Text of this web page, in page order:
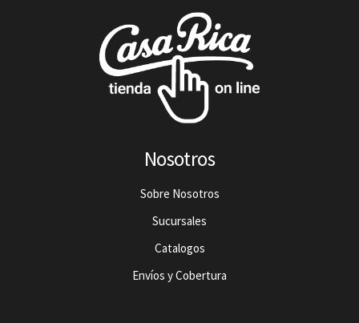
Nosotros
Sobre Nosotros
Sucursales
Catalogos
Envíos y Cobertura